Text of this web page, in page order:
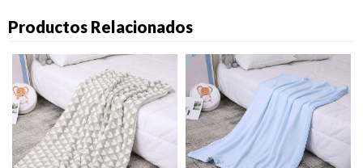
Productos Relacionados